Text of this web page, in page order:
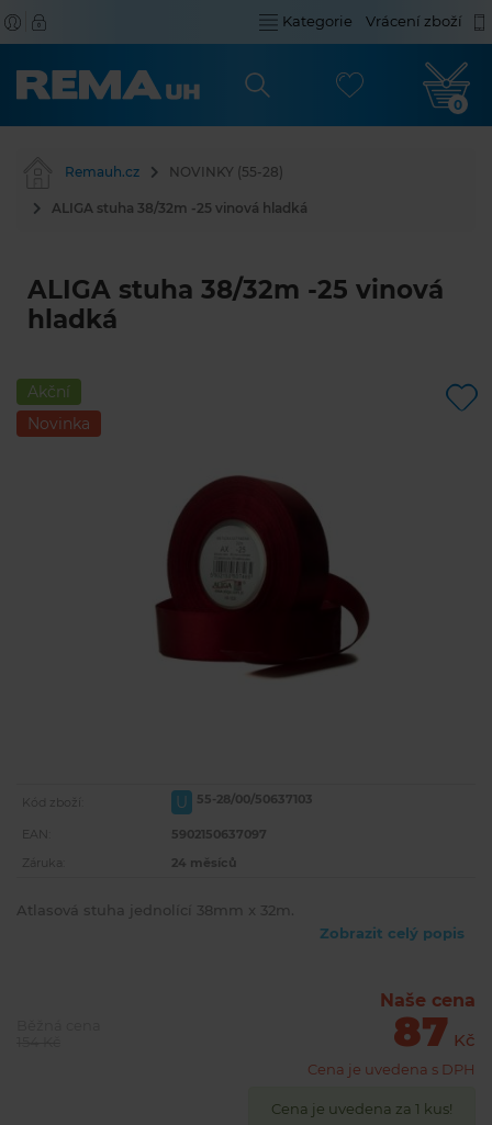
Kategorie Vrácení zboží
0
Remauh.cz NOVINKY (55-28)
ALIGA stuha 38/32m -25 vinová hladká
ALIGA stuha 38/32m -25 vinová
hladká
Akční
Novinka
Kód zboží: U 55-28/00/50637103
EAN:
5902150637097
Záruka:
24 měsíců
Atlasová stuha jednolící 38mm x 32m.
Zobrazit celý popis
Naše cena
87 Kč
Cena je uvedena s DPH
Cena je uvedena za 1 kus!